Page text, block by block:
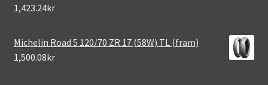
1,423.24kr
Michelin Road 5 120/70 ZR 17 (58W) TL (fram)
1,500.08kr